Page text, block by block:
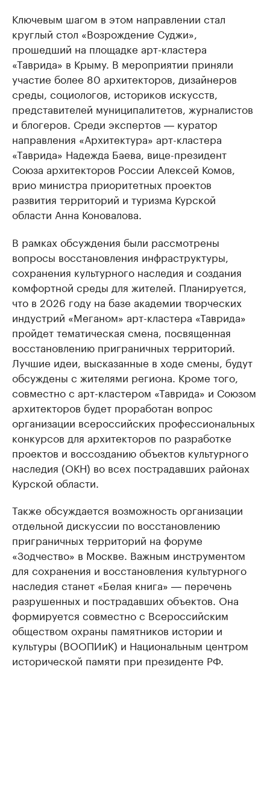
Ключевым шагом в этом направлении стал
круглый стол «Возрождение Суджи»,
прошедший на площадке арт-кластера
«Таврида» в Крыму. В мероприятии приняли
участие более 80 архитекторов, дизайнеров
среды, социологов, историков искусств,
представителей муниципалитетов, журналистов
и блогеров. Среди экспертов ― куратор
направления «Архитектура» арт-кластера
«Таврида» Надежда Баева, вице-президент
Союза архитекторов России Алексей Комов,
врио министра приоритетных проектов
развития территорий и туризма Курской
области Анна Коновалова.
В рамках обсуждения были рассмотрены
вопросы восстановления инфраструктуры,
сохранения культурного наследия и создания
комфортной среды для жителей. Планируется,
что в 2026 году на базе академии творческих
индустрий «Меганом» арт-кластера «Таврида»
пройдет тематическая смена, посвященная
восстановлению приграничных территорий.
Лучшие идеи, высказанные в ходе смены, будут
обсуждены с жителями региона. Кроме того,
совместно с арт-кластером «Таврида» и Союзом
архитекторов будет проработан вопрос
организации всероссийских профессиональных
конкурсов для архитекторов по разработке
проектов и воссозданию объектов культурного
наследия (ОКН) во всех пострадавших районах
Курской области.
Также обсуждается возможность организации
отдельной дискуссии по восстановлению
приграничных территорий на форуме
«Зодчество» в Москве. Важным инструментом
для сохранения и восстановления культурного
наследия станет «Белая книга» ― перечень
разрушенных и пострадавших объектов. Она
формируется совместно с Всероссийским
обществом охраны памятников истории и
культуры (ВООПИиК) и Национальным центром
исторической памяти при президенте РФ.